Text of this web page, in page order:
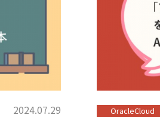
2024.07.29 OracleCloud